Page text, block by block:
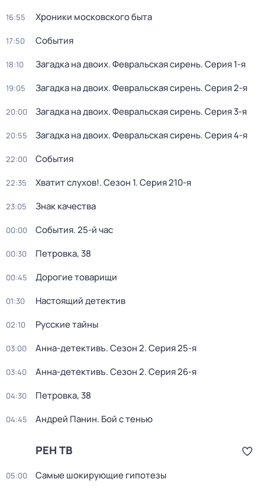
16:55 Хроники московского быта
17:50 События
18:10 Загадка на двоих. Февральская сирень. Серия 1-я
19:05 Загадка на двоих. Февральская сирень. Серия 2-я
20:00 Загадка на двоих. Февральская сирень. Серия 3-я
20:55 Загадка на двоих. Февральская сирень. Серия 4-я
22:00 События
22:35 Хватит слухов!. Сезон 1. Серия 210-я
23:05 Знак качества
00:00 События. 25-й час
00:30 Петровка, 38
00:45 Дорогие товарищи
01:30 Настоящий детектив
02:10 Русские тайны
03:00 Анна-детективъ. Сезон 2. Серия 25-я
03:40 Анна-детективъ. Сезон 2. Серия 26-я
04:30 Петровка, 38
04:45 Андрей Панин. Бой с тенью
РЕН ТВ
05:00 Самые шoкиpующие гипотезы